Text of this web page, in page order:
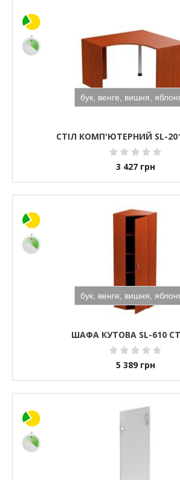
СТІЛ КОМП'ЮТЕРНИЙ SL-
3 427 грн
ШАФА КУТОВА SL-610
5 389 грн